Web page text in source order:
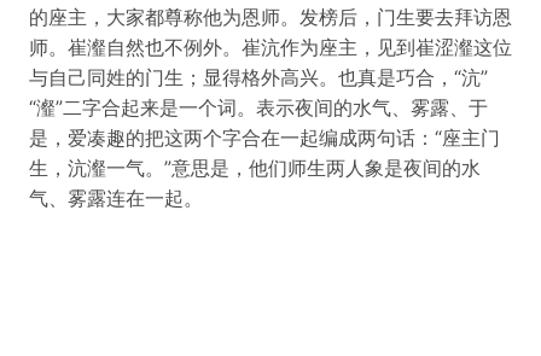
的座主，大家都尊称他为恩师。发榜后，门生要去拜访恩
师。崔瀣自然也不例外。崔沆作为座主，见到崔涩瀣这位
与自己同姓的门生；显得格外高兴。也真是巧合，“沆”
“瀣”二字合起来是一个词。表示夜间的水气、雾露、于
是，爱凑趣的把这两个字合在一起编成两句话：“座主门
生，沆瀣一气。”意思是，他们师生两人象是夜间的水
气、雾露连在一起。